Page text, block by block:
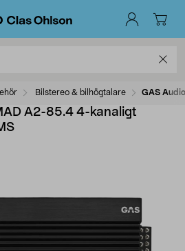
Bilstereo & bilhögtalare GAS
A2-85.4 4-kanaligt